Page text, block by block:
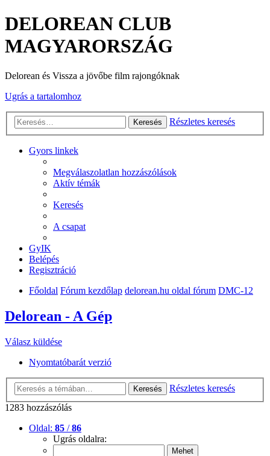
DELOREAN CLUB
MAGYARORSZÁG
Delorean és Vissza a jövőbe film rajongóknak
Ugrás a tartalomhoz
Keresés Részletes keresés
Gyors linkek
Megválaszolatlan hozzászólások
Aktív témák
Keresés
A csapat
GyIK
Belépés
Regisztráció
Főoldal Fórum kezdőlap delorean.hu oldal fórum DMC-12
Delorean - A Gép
Válasz küldése
Nyomtatóbarát verzió
Keresés
Részletes keresés
1283 hozzászólás
Oldal: 85 /86
Ugrás oldalra: